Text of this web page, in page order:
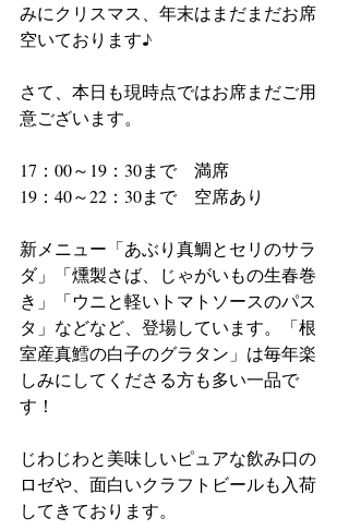
みにクリスマス、年末はまだまだお席
空いております♪
さて、本日も現時点ではお席まだご用
意ございます。
17：00～19：30まで　満席
19：40～22：30まで　空席あり
新メニュー「あぶり真鯛とセリのサラ
ダ」「燻製さば、じゃがいもの生春巻
き」「ウニと軽いトマトソースのパス
タ」などなど、登場しています。「根
室産真鱈の白子のグラタン」は毎年楽
しみにしてくださる方も多い一品で
す！
じわじわと美味しいピュアな飲み口の
ロゼや、面白いクラフトビールも入荷
してきております。